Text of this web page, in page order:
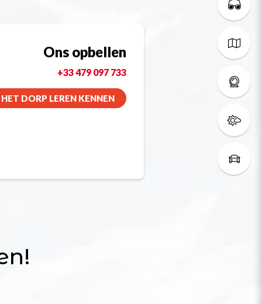
Ons opbellen
+33 479 097 733
HET DORP LEREN KENNEN